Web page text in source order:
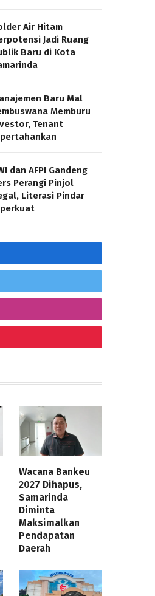
Air Hitam
Jadi Ruang
Baru di Kota
Baru Mal
Memburu
Tenant
dan AFPI Gandeng
Perangi Pinjol
Literasi Pindar
Wacana Bankeu
2027 Dihapus,
Samarinda
Diminta
Maksimalkan
Pendapatan
Daerah